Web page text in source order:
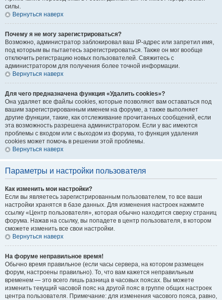
силы.
Вернуться наверх
Почему я не могу зарегистрироваться?
Возможно, администратор заблокировал ваш IP-адрес или запретил имя,
под которым вы пытаетесь зарегистрироваться. Также он мог вообще
отключить регистрацию новых пользователей. Свяжитесь с
администратором для получения более точной информации.
Вернуться наверх
Для чего предназначена функция «Удалить cookies»?
Она удаляет все файлы cookies, которые позволяют вам оставаться под
вашим зарегистрированным именем на форуме, а также выполняет
другие функции, такие, как отслеживание прочитанных сообщений, если
эта возможность разрешена администратором. Если у вас имеются
проблемы с входом или с выходом из форума, то функция удаления
cookies может помочь в решении этой проблемы.
Вернуться наверх
Параметры и настройки пользователя
Как изменить мои настройки?
Если вы являетесь зарегистрированным пользователем, то все ваши
настройки хранятся в базе данных. Для изменения настроек нажмите
ссылку «Центр пользователя», которая обычно находится сверху страниц
форума. Нажав на ссылку, вы попадете в центр пользователя, в котором
сможете изменить все свои настройки.
Вернуться наверх
На форуме неправильное время!
Обычно время правильное (если часы сервера, на котором размещен
форум, настроены правильно). То, что вам кажется неправильным
временем — это всего лишь разница в часовых поясах. Вы можете
изменить текущий часовой пояс на другой пояс в группе общих настроек
центра пользователя. Примечание: для изменения часового пояса, равно,